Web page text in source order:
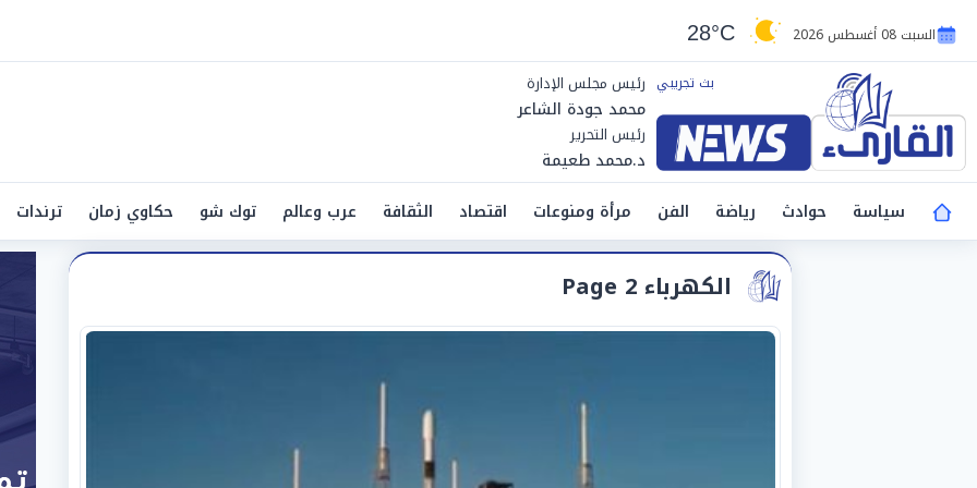
السبت 08 أغسطس 2026 28°C
رئيس مجلس الإدارة
محمد جودة الشاعر
رئيس التحرير
د.محمد طعيمة
سياسة
حوادث رياضة الفن مرأة ومنوعات اقتصاد الثقافة عرب وعالم توك شو حكاوي زمان ترندات
الكهرباء Page 2